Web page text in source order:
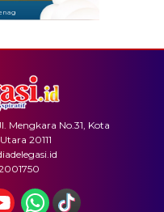
Mengkara No.31, Kota
20111